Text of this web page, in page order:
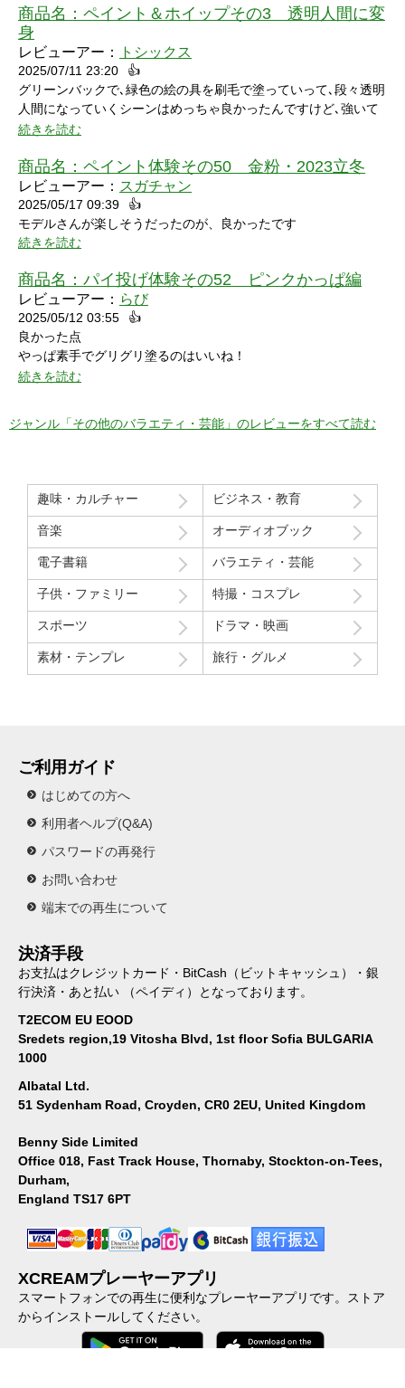
い悔しさを滲ませながら罰ゲームを受けている姿にドキドキして
しまいました。
商品名： ペイント＆ホイップその3 透明人間に変
身
レビューアー： トシックス
2025/07/11 23:20
👍
グリーンバックで､緑色の絵の具を刷毛で塗っていって､段々透明
人間になっていくシーンはめっちゃ良かったんですけど､強いて
言うなら､上半身だけで無くて､全身も透明になる所も見てみたい
続きを読む
商品名： ペイント体験その50 金粉・2023立冬
レビューアー： スガチャン
2025/05/17 09:39
👍
モデルさんが楽しそうだったのが、良かったです
続きを読む
商品名： パイ投げ体験その52 ピンクかっぱ編
レビューアー： らび
2025/05/12 03:55
👍
良かった点
やっぱ素手でグリグリ塗るのはいいね！
特に21分の途中からとてもいい感じ！
う」という趣旨の発言と「パイを食らう事はなんとも無い」とい
う趣旨の２つの部分ちょっと気分下がってしまったw
Route207さんいつも良い作品をありがとうございます！
初レビューですが、よく購入させて貰ってます！
続きを読む
ジャンル「その他のバラエティ・芸能」のレビューをすべて読む
趣味・カルチャー ビジネス・教育
音楽 オーディオブック
電子書籍 バラエティ・芸能
子供・ファミリー 特撮・コスプレ
スポーツ ドラマ・映画
素材・テンプレ 旅行・グルメ
ご利用ガイド
はじめての方へ
利用者ヘルプ(Q&A)
パスワードの再発行
お問い合わせ
端末での再生について
決済手段
お支払はクレジットカード・BitCash（ビットキャッシュ）・銀
行決済・あと払い （ペイディ）となっております。
T2ECOM EU EOOD
Sredets region,19 Vitosha Blvd, 1st floor Sofia BULGARIA
1000
Albatal Ltd.
51 Sydenham Road, Croyden, CR0 2EU, United Kingdom
Benny Side Limited
Office 018, Fast Track House, Thornaby, Stockton-on-Tees,
Durham,
England TS17 6PT
XCREAMプレーヤーアプリ
スマートフォンでの再生に便利なプレーヤーアプリです。ストア
からインストールしてください。